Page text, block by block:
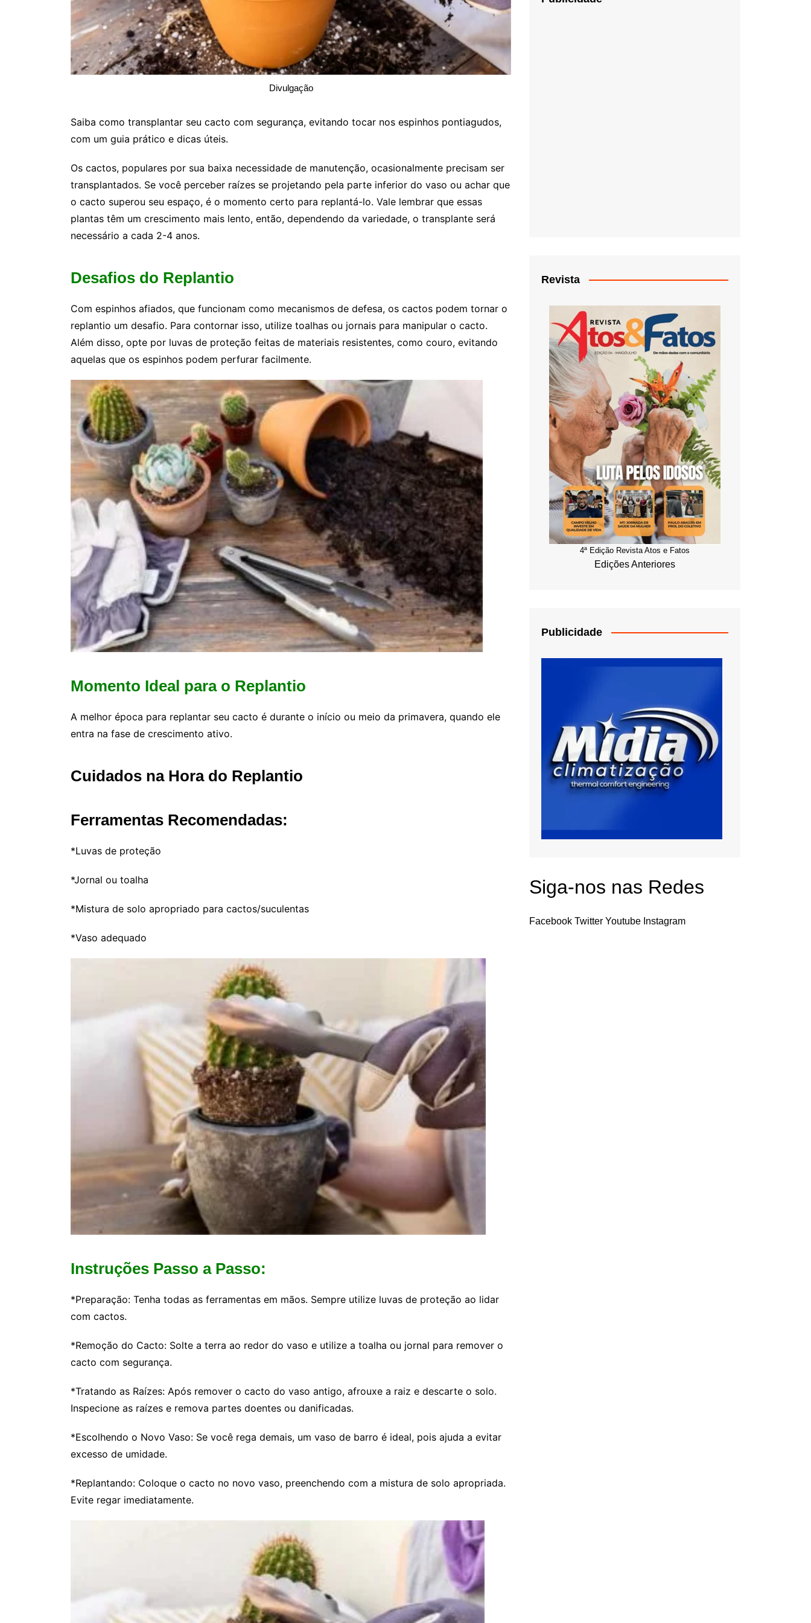
Divulgação
Saiba como transplantar seu cacto com segurança, evitando tocar nos espinhos pontiagudos,
com um guia prático e dicas úteis.
Os cactos, populares por sua baixa necessidade de manutenção, ocasionalmente precisam ser
transplantados. Se você perceber raízes se projetando pela parte inferior do vaso ou achar que
o cacto superou seu espaço, é o momento certo para replantá-lo. Vale lembrar que essas
plantas têm um crescimento mais lento, então, dependendo da variedade, o transplante será
necessário a cada 2-4 anos.
Desafios do Replantio
Com espinhos afiados, que funcionam como mecanismos de defesa, os cactos podem tornar o
replantio um desafio. Para contornar isso, utilize toalhas ou jornais para manipular o cacto.
Além disso, opte por luvas de proteção feitas de materiais resistentes, como couro, evitando
aquelas que os espinhos podem perfurar facilmente.
Momento Ideal para o Replantio
A melhor época para replantar seu cacto é durante o início ou meio da primavera, quando ele
entra na fase de crescimento ativo.
Cuidados na Hora do Replantio
Ferramentas Recomendadas:
*Luvas de proteção
*Jornal ou toalha
*Mistura de solo apropriado para cactos/suculentas
*Vaso adequado
Instruções Passo a Passo:
*Preparação: Tenha todas as ferramentas em mãos. Sempre utilize luvas de proteção ao lidar
com cactos.
*Remoção do Cacto: Solte a terra ao redor do vaso e utilize a toalha ou jornal para remover o
cacto com segurança.
*Tratando as Raízes: Após remover o cacto do vaso antigo, afrouxe a raiz e descarte o solo.
Inspecione as raízes e remova partes doentes ou danificadas.
*Escolhendo o Novo Vaso: Se você rega demais, um vaso de barro é ideal, pois ajuda a evitar
excesso de umidade.
*Replantando: Coloque o cacto no novo vaso, preenchendo com a mistura de solo apropriada.
Evite regar imediatamente.
Revista
4ª Edição Revista Atos e Fatos
Edições Anteriores
Publicidade
Siga-nos nas Redes
Facebook Twitter Youtube Instagram